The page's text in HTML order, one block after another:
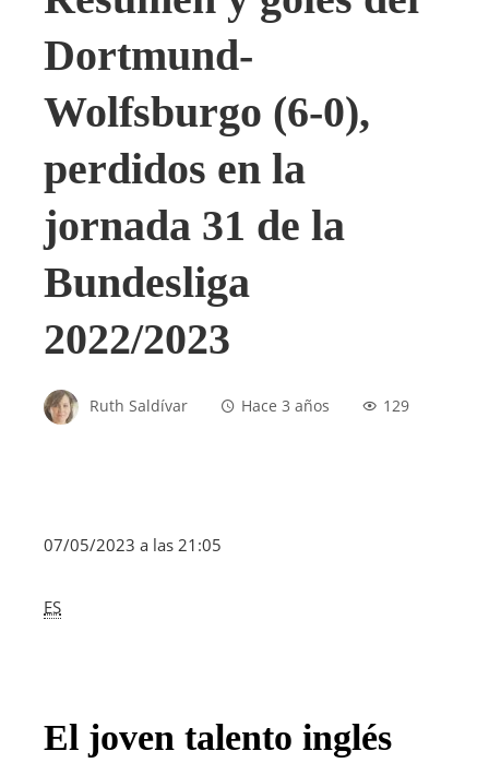
Dortmund-
Wolfsburgo (6-0),
perdidos en la
jornada 31 de la
Bundesliga
2022/2023
Ruth Saldívar Hace 3 años 129
07/05/2023 a las 21:05
ES
El joven talento inglés